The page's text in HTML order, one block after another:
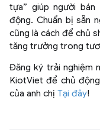
tựa” giúp người
động. Chuẩn bị sẵn
cũng là cách để chủ
tăng trưởng trong
Đăng ký trải nghiệm
KiotViet để chủ
của anh chị Tại đây!